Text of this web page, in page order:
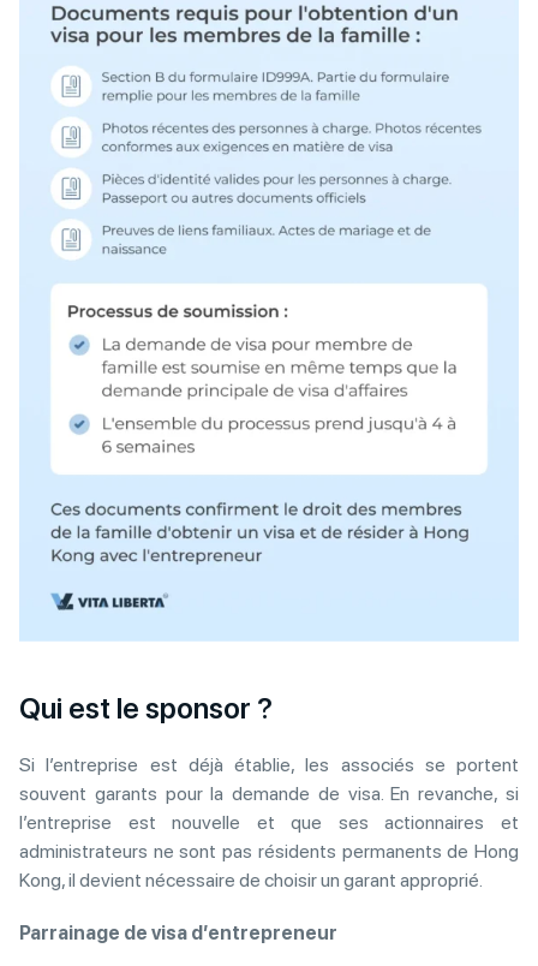
Qui est le sponsor ?
Si l’entreprise est déjà établie, les associés se portent
souvent garants pour la demande de visa. En revanche, si
l’entreprise est nouvelle et que ses actionnaires et
administrateurs ne sont pas résidents permanents de Hong
Kong, il devient nécessaire de choisir un garant approprié.
Parrainage de visa d’entrepreneur